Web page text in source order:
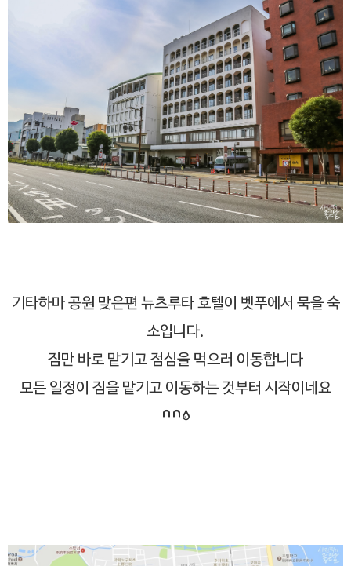
기타하마 공원 맞은편 뉴츠루타 호텔이 벳푸에서 묵을 숙
소입니다.
짐만 바로 맡기고 점심을 먹으러 이동합니다
모든 일정이 짐을 맡기고 이동하는 것부터 시작이네요
^^;